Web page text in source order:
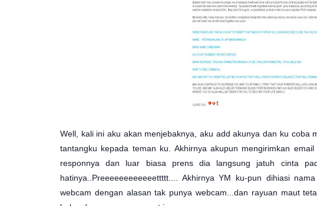
Well, kali ini aku akan menjebaknya, aku add akunya dan ku coba
tantangku kepada teman ku. Akhirnya akupun mengirimkan
responnya dan luar biasa prens dia langsung jatuh cinta
hatinya..Preeeeeeeeeeeettttt.... Akhirnya YM ku-pun dihiasi
webcam dengan alasan tak punya webcam...dan rayuan maut